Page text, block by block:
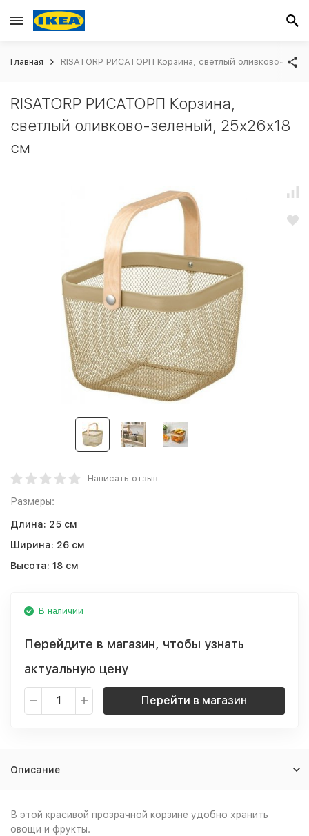
Главная RISATORP РИСАТОРП Корзина, светлый оливково-
RISATORP РИСАТОРП Корзина,
светлый оливково-зеленый, 25x26x18
см
Написать отзыв
Размеры:
Длина: 25 см
Ширина: 26 см
Высота: 18 см
В наличии
Перейдите в магазин, чтобы узнать
актуальную цену
Перейти в магазин
Описание
В этой красивой прозрачной корзине удобно хранить
овощи и фрукты.